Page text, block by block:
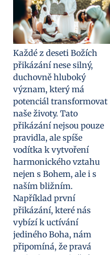
Každé z deseti Božích
přikázání nese silný,
duchovně hluboký
význam, který má
potenciál transformovat
naše životy. Tato
přikázání nejsou pouze
pravidla, ale spíše
vodítka k vytvoření
harmonického vztahu
nejen s Bohem, ale i s
naším bližním.
Například první
přikázání, které nás
vybízí k uctívání
jediného Boha, nám
připomíná, že pravá